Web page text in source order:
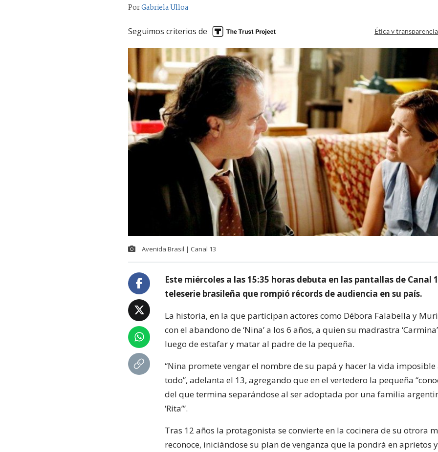
PorGabriela Ulloa
Seguimos criterios de Ética y
Avenida Brasil | Canal 13
Este miércoles a las 15:35 horas debuta en las pantallas de Canal
teleserie brasileña que rompió récords de audiencia en su país.
La historia, en la que participan actores como Débora Falabella y
con el abandono de ‘Nina’ a los 6 años, a quien su madrastra
luego de estafar y matar al padre de la pequeña.
“Nina promete vengar el nombre de su papá y hacer la vida
todo”, adelanta el 13, agregando que en el vertedero la pequeña
del que termina separándose al ser adoptada por una familia
‘Rita’”.
Tras 12 años la protagonista se convierte en la cocinera de su otrora
reconoce, iniciándose su plan de venganza que la pondrá en aprietos